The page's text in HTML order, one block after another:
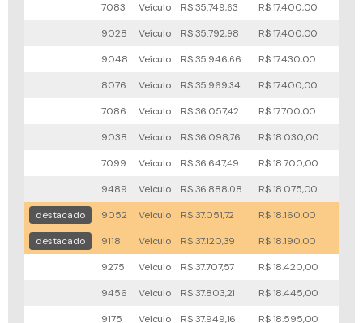
7083
Veículo R$ 35.749,63 R$ 17.400,00
9028
Veículo R$ 35.792,98 R$ 17.400,00
9048
Veículo R$ 35.946,66 R$ 17.430,00
8076
Veículo R$ 35.969,34 R$ 17.400,00
7086
Veículo R$ 36.057,42 R$ 17.700,00
9038
Veículo R$ 36.098,76 R$ 18.030,00
7099
Veículo R$ 36.647,49 R$ 18.700,00
9489
Veículo R$ 36.888,08 R$ 18.075,00
destacado
9052 Veículo R$ 37.051,72 R$ 18.160,00
destacado
9118 Veículo R$ 37.120,39 R$ 18.190,00
9275
Veículo R$ 37.707,57 R$ 18.420,00
9456
Veículo R$ 37.803,21 R$ 18.445,00
9175
Veículo R$ 37.949,16 R$ 18.595,00